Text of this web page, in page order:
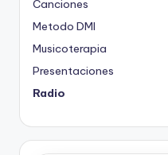
Canciones
Metodo DMI
Musicoterapia
Presentaciones
Radio